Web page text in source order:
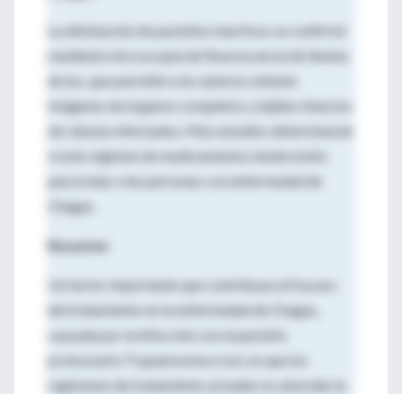
La eliminación de parásitos inactivos se confirmó
mediante microscopía de fluorescencia de lámina
de luz, que permitió a los autores obtener
imágenes de órganos completos y tejidos intactos
de ratones infectados. Más estudios determinarán
si este régimen de medicamentos tendrá éxito
para tratar a las personas con enfermedad de
Chagas.
Resumen
Un factor importante que contribuye al fracaso
del tratamiento en la enfermedad de Chagas,
causada por la infección con el parásito
protozoario Trypanosoma cruzi, es que los
regímenes de tratamiento actuales no abordan la